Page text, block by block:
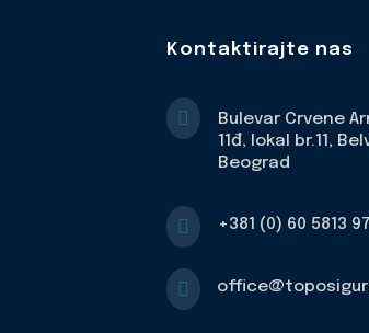
Kontaktirajte nas

Bulevar Crvene
11đ, lokal br.11,
Beograd
 +381 (0) 60 5813
